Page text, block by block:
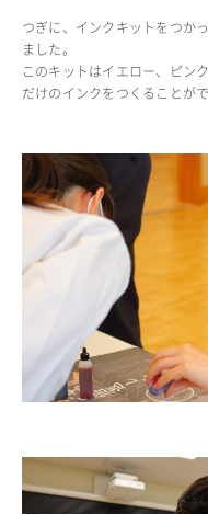
入試・入学案内
入試要項
学校説明会
入試結果
入学金・学費等一覧
入試問題
公開行事の紹介
編入学・転入学試験
よくあるご質問
ニュース・トピック
つぎに、インクキットをつか
ました。
このキットはイエロー、ピン
だけのインクをつくることがで